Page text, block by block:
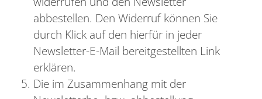
abbestellen. Den Widerruf können Sie
durch Klick auf den hierfür in jeder
Newsletter-E-Mail bereitgestellten Link
erklären.
Die im Zusammenhang mit der